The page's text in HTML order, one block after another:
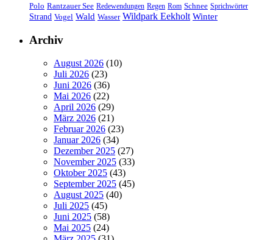
Polo Rantzauer See Redewendungen Regen Rom Schnee Sprichwörter
Strand Vogel Wald Wasser Wildpark Eekholt Winter
Archiv
August 2026 (10)
Juli 2026 (23)
Juni 2026 (36)
Mai 2026 (22)
April 2026 (29)
März 2026 (21)
Februar 2026 (23)
Januar 2026 (34)
Dezember 2025 (27)
November 2025 (33)
Oktober 2025 (43)
September 2025 (45)
August 2025 (40)
Juli 2025 (45)
Juni 2025 (58)
Mai 2025 (24)